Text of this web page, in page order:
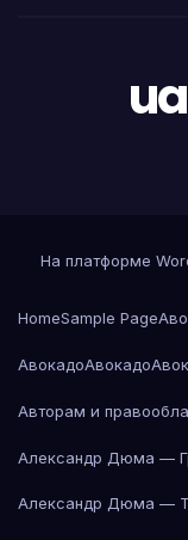
На платформе
HomeSample Page
АвокадоАвокадо
Авторам и
Александр Дюма —
Александр Дюма —